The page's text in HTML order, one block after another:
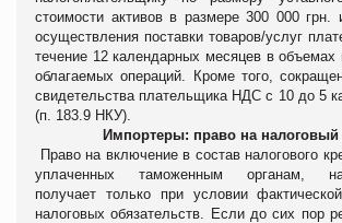
стоимости активов в размере 300 000 грн.
осуществления поставки товаров/услуг
течение 12 календарных месяцев в
облагаемых операций. Кроме того,
свидетельства плательщика НДС с 10 до 5
(п. 183.9 НКУ).
Импортеры: право на налоговый
Право на включение в состав налогового
уплаченных таможенным органам,
получает только при условии
налоговых обязательств. Если до сих пор